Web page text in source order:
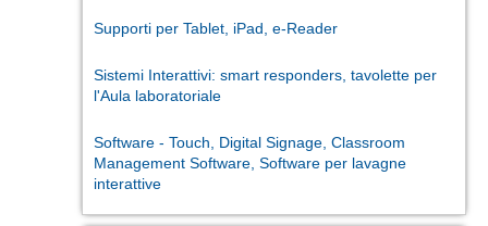
Supporti per Tablet, iPad, e-Reader
Sistemi Interattivi: smart responders, tavolette per
l'Aula laboratoriale
Software - Touch, Digital Signage, Classroom
Management Software, Software per lavagne
interattive